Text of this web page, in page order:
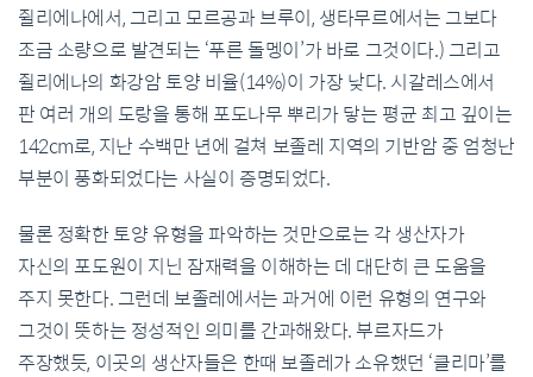
쥘리에나에서, 그리고 모르공과 브루이, 생타무르에서는 그보다
조금 소량으로 발견되는 ‘푸른 돌멩이’가 바로 그것이다.) 그리고
쥘리에나의 화강암 토양 비율(14%)이 가장 낮다. 시갈레스에서
판 여러 개의 도랑을 통해 포도나무 뿌리가 닿는 평균 최고 깊이는
142cm로, 지난 수백만 년에 걸쳐 보졸레 지역의 기반암 중 엄청난
부분이 풍화되었다는 사실이 증명되었다.
물론 정확한 토양 유형을 파악하는 것만으로는 각 생산자가
자신의 포도원이 지닌 잠재력을 이해하는 데 대단히 큰 도움을
주지 못한다. 그런데 보졸레에서는 과거에 이런 유형의 연구와
그것이 뜻하는 정성적인 의미를 간과해왔다. 부르자드가
주장했듯, 이곳의 생산자들은 한때 보졸레가 소유했던 ‘클리마’를